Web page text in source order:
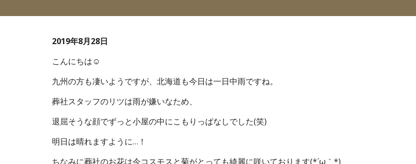
2019年8月28日
こんにちは☺
九州の方も凄いようですが、北海道も今日は一日中雨ですね。
葬社スタッフのリツは雨が嫌いなため、
退屈そうな顔でずっと小屋の中にこもりっぱなしでした(笑)
明日は晴れますように…！
ちなみに葬社のお花は今コスモスと菊がとっても綺麗に咲いております(*´ω｀*)